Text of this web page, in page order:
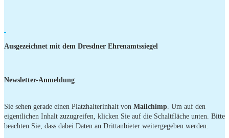
Ausgezeichnet mit dem Dresdner Ehrenamtssiegel
Newsletter-Anmeldung
Sie sehen gerade einen Platzhalterinhalt von Mailchimp . Um auf den
eigentlichen Inhalt zuzugreifen, klicken Sie auf die Schaltfläche unten. Bitte
beachten Sie, dass dabei Daten an Drittanbieter weitergegeben werden.